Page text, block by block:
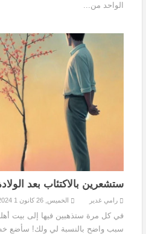
الواحد من...
ستشعرين بالاكتئاب بعد
رامي غدير الخميس, 26 كانون 1 2024
في كل مرة ستذهبين فيها إلى بيت
سبب واضح بالنسبة لي ولك! سأضع